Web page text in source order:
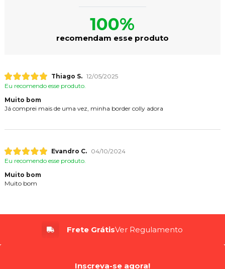
100%
recomendam esse produto
Thiago S. 12/05/2025
Eu recomendo esse produto.
Muito bom
Já comprei mais de uma vez, minha border colly adora
Evandro C.
04/10/2024
Eu recomendo esse produto.
Muito bom
Muito bom
Frete GrátisVer Regulamento
Até 6xSem Juros
Inscreva-se agora!